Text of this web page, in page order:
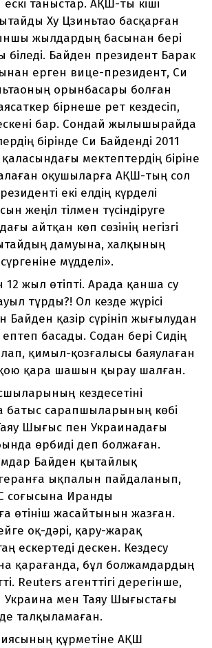
таныстар. АҚШ-ты кіші
Ху Цзиньтао басқарған
жылдардың басынан бері
біледі. Байден президент Барак
ерген вице-президент, Си
орынбасары болған
бірнеше рет кездесіп,
бар. Сондай жылышырайда
бірінде Си Байденді 2011
мектептердің біріне
оқушыларға АҚШ-тың сол
екі елдің күрделі
жеңіл тілмен түсіндіруге
айтқан көп сөзінің негізгі
дамуына, халқының
мүдделі».
12 жыл өтіпті. Арада қанша су
тұрды?! Ол кезде жүрісі
Байден қазір сүрініп жығылудан
басады. Содан бері Сидің
қимыл-қозғалысы баяулаған
қара шашын қырау шалған.
кездесетіні
батыс сарапшыларының көбі
Таяу Шығыс пен Украинадағы
өрбиді деп болжаған.
Байден қытайлық
ықпалын пайдаланып,
соғысына Иранды
өтініш жасайтынын жазған.
оқ-дәрі, қару-жарақ
ескертеді дескен. Кездесу
қарағанда, бұл болжамдардың
Reuters агенттігі дерегінше,
мен Таяу Шығыстағы
талқыламаған.
құрметіне АҚШ